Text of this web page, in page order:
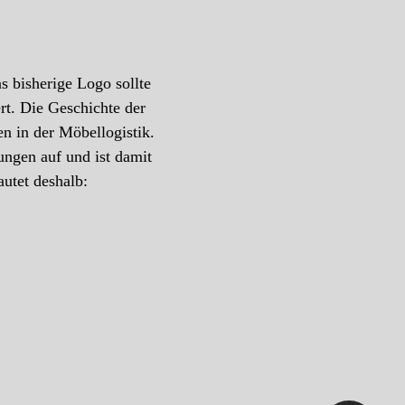
bisherige Logo sollte
Die Geschichte der
in der Möbellogistik.
auf und ist damit
deshalb: